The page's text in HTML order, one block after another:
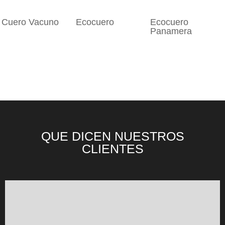
Cuero Vacuno Ecocuero
Ecocuero
Panamera
QUE DICEN NUESTROS
CLIENTES